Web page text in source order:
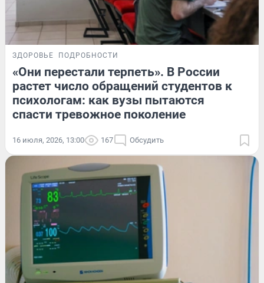
ЗДОРОВЬЕ ПОДРОБНОСТИ
«Они перестали терпеть». В России
растет число обращений студентов к
психологам: как вузы пытаются
спасти тревожное поколение
16 июля, 2026, 13:00 167 Обсудить